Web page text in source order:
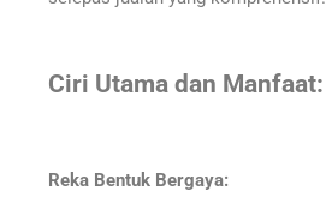
Ciri Utama dan Manfaat:
Reka Bentuk Bergaya: